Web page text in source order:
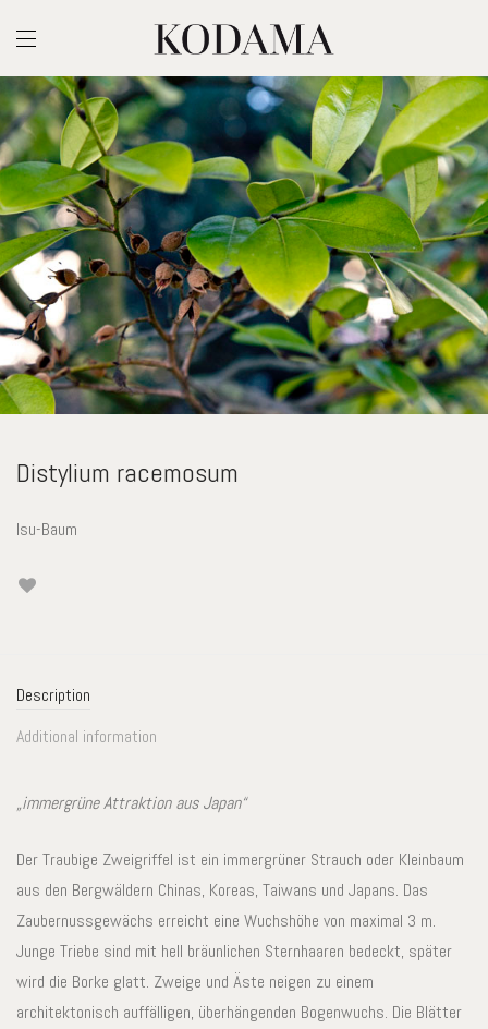
Distylium racemosum
Isu-Baum
Description
Additional information
„immergrüne Attraktion aus Japan“
Der Traubige Zweigriffel ist ein immergrüner Strauch oder Kleinbaum
aus den Bergwäldern Chinas, Koreas, Taiwans und Japans. Das
Zaubernussgewächs erreicht eine Wuchshöhe von maximal 3 m.
Junge Triebe sind mit hell bräunlichen Sternhaaren bedeckt, später
wird die Borke glatt. Zweige und Äste neigen zu einem
architektonisch auffälligen, überhängenden Bogenwuchs. Die Blätter